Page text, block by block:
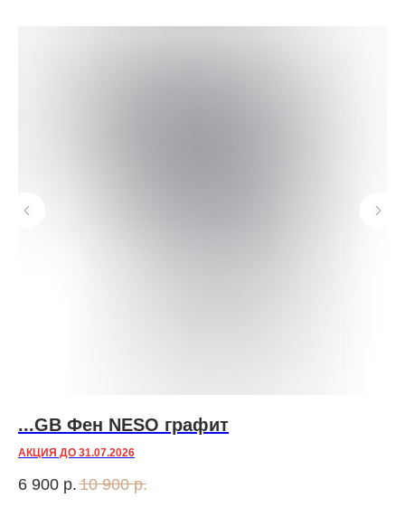
...GB Фен NESO графит
АКЦИЯ ДО 31.07.2026
6 900 р. 10 900 р.